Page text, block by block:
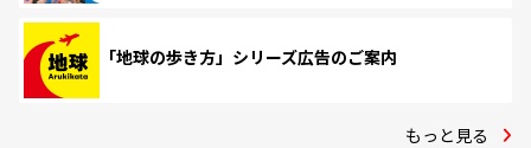
「地球の歩き方」シリーズ広告のご案内
もっと見る